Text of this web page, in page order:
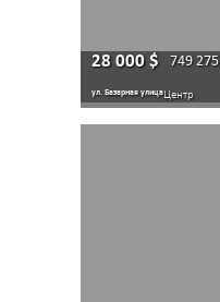
28 000 $ 749 275
ул. Базарная улицаЦентр